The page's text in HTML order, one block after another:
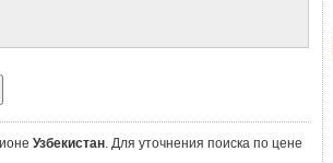
Узбекистан. Для уточнения поиска по цене